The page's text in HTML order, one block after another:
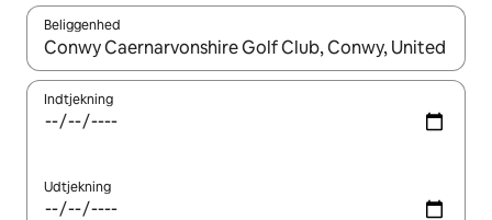
Beliggenhed
Når resultaterne er tilgængelige, skal du navigere med
Indtjekning
Udtjekning